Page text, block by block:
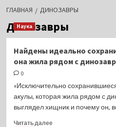
ГЛАВНАЯ ДИНОЗАВРЫ
Динозавры
Наука
Найдены идеально
она жила рядом с
0
«Исключительно
акулы, которая жила рядом с
выглядел хищник и почему он,
Читать далееПрочитать